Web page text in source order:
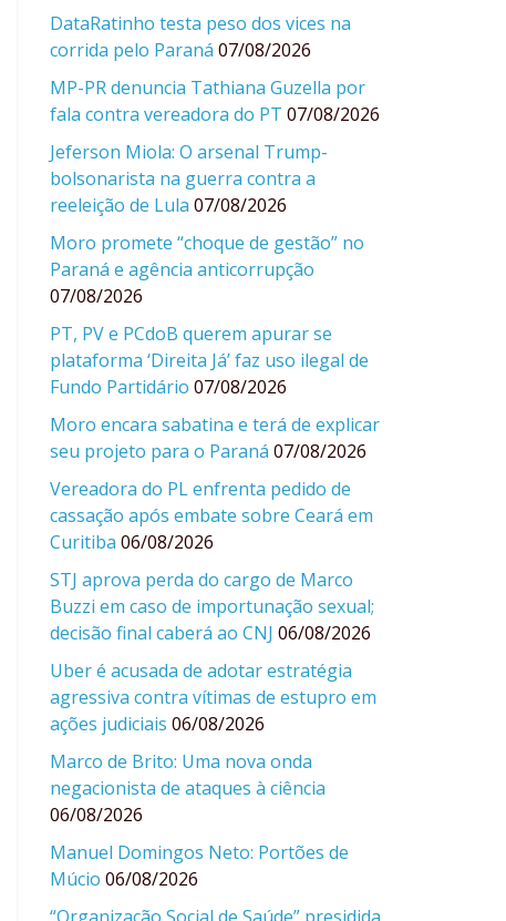
DataRatinho testa peso dos vices na
corrida pelo Paraná 07/08/2026
MP-PR denuncia Tathiana Guzella por
fala contra vereadora do PT 07/08/2026
Jeferson Miola: O arsenal Trump-
bolsonarista na guerra contra a
reeleição de Lula 07/08/2026
Moro promete “choque de gestão” no
Paraná e agência anticorrupção
07/08/2026
PT, PV e PCdoB querem apurar se
plataforma ‘Direita Já’ faz uso ilegal de
Fundo Partidário 07/08/2026
Moro encara sabatina e terá de explicar
seu projeto para o Paraná 07/08/2026
Vereadora do PL enfrenta pedido de
cassação após embate sobre Ceará em
Curitiba 06/08/2026
STJ aprova perda do cargo de Marco
Buzzi em caso de importunação sexual;
decisão final caberá ao CNJ 06/08/2026
Uber é acusada de adotar estratégia
agressiva contra vítimas de estupro em
ações judiciais 06/08/2026
Marco de Brito: Uma nova onda
negacionista de ataques à ciência
06/08/2026
Manuel Domingos Neto: Portões de
Múcio 06/08/2026